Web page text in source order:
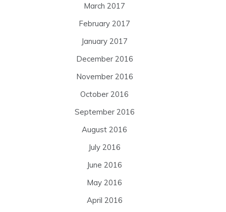
March 2017
February 2017
January 2017
December 2016
November 2016
October 2016
September 2016
August 2016
July 2016
June 2016
May 2016
April 2016